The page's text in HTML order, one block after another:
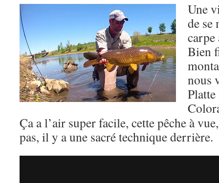
Une
de se
carpe
Bien
nous
Ça a l’air super facile, cette pêche à
pas, il y a une sacré technique derrière.